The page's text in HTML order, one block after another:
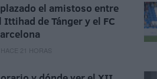
el amistoso entre
Ittihad de Tánger y el FC
HACE 21 HORAS